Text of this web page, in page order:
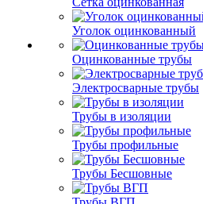
Уголок оцинкованный
Оцинкованные трубы
Электросварные трубы
Трубы в изоляции
Трубы профильные
Трубы Бесшовные